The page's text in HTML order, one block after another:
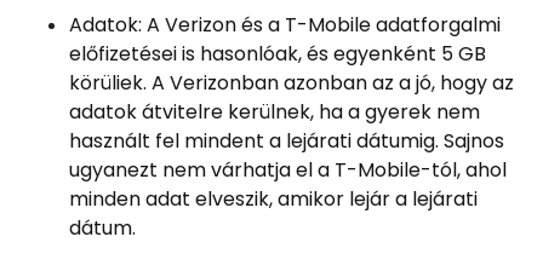
Adatok: A Verizon és a T-Mobile adatforgalmi
előfizetései is hasonlóak, és egyenként 5 GB
körüliek. A Verizonban azonban az a jó, hogy az
adatok átvitelre kerülnek, ha a gyerek nem
használt fel mindent a lejárati dátumig. Sajnos
ugyanezt nem várhatja el a T-Mobile-tól, ahol
minden adat elveszik, amikor lejár a lejárati
dátum.